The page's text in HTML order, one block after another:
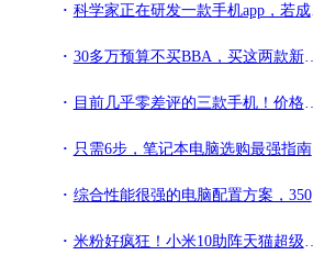
科学家正在研发一款手机app，若成功或可挽救无数人的生命
30多万预算不买BBA，买这两款新车，你愿意吗？
目前几乎零差评的三款手机！价格接地气，用个三五年不过时
只需6步，笔记本电脑选购最强指南
综合性能很强的电脑配置方案，3500元预算装机，颜值还很高！
米粉好疯狂！小米10助阵天猫超级品牌日！日销售额破三亿